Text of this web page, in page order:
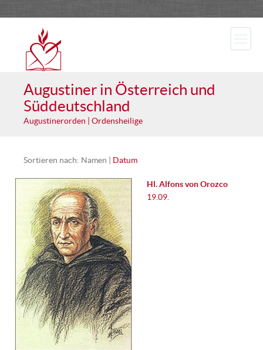
Augustiner in Österreich und
Süddeutschland
Augustinerorden | Ordensheilige
Sortieren nach: Namen | Datum
Hl. Alfons von Orozco
19.09.